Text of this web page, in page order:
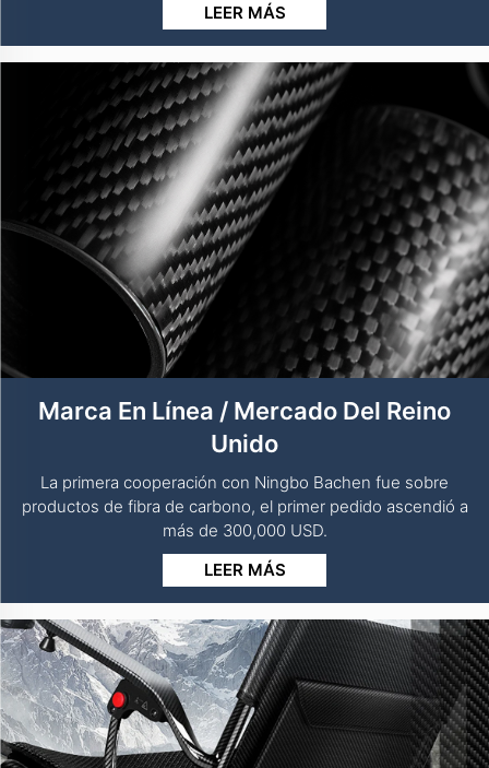
LEER MÁS
Marca En Línea / Mercado Del Reino
Unido
La primera cooperación con Ningbo Bachen fue sobre
productos de fibra de carbono, el primer pedido ascendió a
más de 300,000 USD.
LEER MÁS